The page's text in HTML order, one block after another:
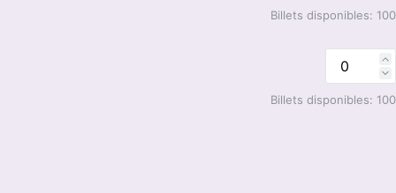
Billets disponibles: 100
Billets disponibles: 100